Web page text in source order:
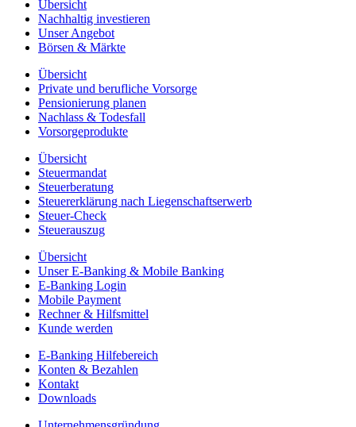
Übersicht
Nachhaltig investieren
Unser Angebot
Börsen & Märkte
Übersicht
Private und berufliche Vorsorge
Pensionierung planen
Nachlass & Todesfall
Vorsorgeprodukte
Übersicht
Steuermandat
Steuerberatung
Steuererklärung nach Liegenschaftserwerb
Steuer-Check
Steuerauszug
Übersicht
Unser E-Banking & Mobile Banking
E-Banking Login
Mobile Payment
Rechner & Hilfsmittel
Kunde werden
E-Banking Hilfebereich
Konten & Bezahlen
Kontakt
Downloads